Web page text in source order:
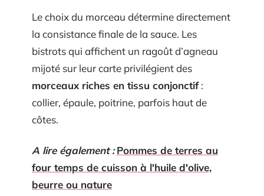
Le choix du morceau détermine directement
la consistance finale de la sauce. Les
bistrots qui affichent un ragoût d’agneau
mijoté sur leur carte privilégient des
morceaux riches en tissu conjonctif:
collier, épaule, poitrine, parfois haut de
côtes.
A lire également : Pommes de terres au
four temps de cuisson à l'huile d'olive,
beurre ou nature